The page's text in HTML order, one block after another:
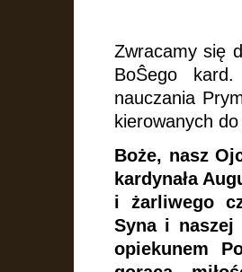
Zwracamy się
BoŜego
nauczania
kierowanych
Boże, nasz
kardynała
i żarliwego
Syna i
opiekunem